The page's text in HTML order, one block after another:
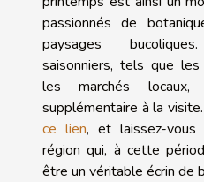
passionnés de
paysages
saisonniers, tels que
les marchés
supplémentaire à la visite.
ce lien, et laissez-
région qui, à cette
être un véritable écrin de